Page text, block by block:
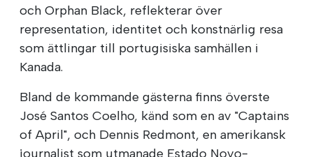
och Orphan Black, reflekterar över
representation, identitet och konstnärlig resa
som ättlingar till portugisiska samhällen i
Kanada.
Bland de kommande gästerna finns överste
José Santos Coelho, känd som en av "Captains
of April", och Dennis Redmont, en amerikansk
journalist som utmanade Estado Novo-